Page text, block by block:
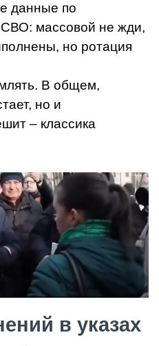
данные по
массовой не жди,
но ротация
В общем,
но и
– классика
в указах